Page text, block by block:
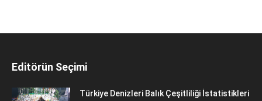
Editörün Seçimi
Türkiye Denizleri Balık Çeşitliliği İstatistikleri